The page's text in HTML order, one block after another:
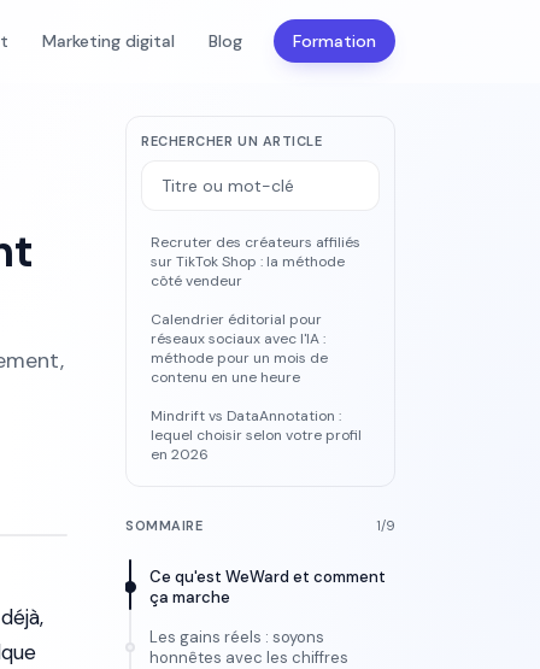
Marketing digital Blog Formation
RECHERCHER UN ARTICLE
Recruter des créateurs affiliés
sur TikTok Shop : la méthode
côté vendeur
Calendrier éditorial pour
réseaux sociaux avec l'IA :
méthode pour un mois de
contenu en une heure
Mindrift vs DataAnnotation :
lequel choisir selon votre profil
en 2026
SOMMAIRE 1/9
Ce qu'est WeWard et comment
ça marche
Les gains réels : soyons
honnêtes avec les chiffres